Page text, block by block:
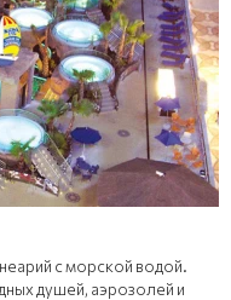
с морской водой.
душей, аэрозолей и